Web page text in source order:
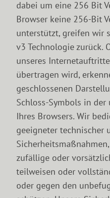
dabei um eine 256 Bit
Browser keine 256-Bit
unterstützt, greifen wir
v3 Technologie zurück.
unseres
übertragen wird,
geschlossenen
Schloss-Symbols in
Ihres Browsers. Wir
geeigneter technischer
zufällige oder
teilweisen oder
oder gegen den